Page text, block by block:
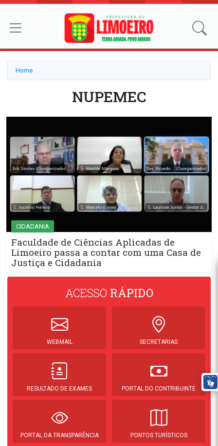
Home
NUPEMEC
CIDADANIA
Faculdade de Ciências Aplicadas de
Limoeiro passa a contar com uma Casa de
Justiça e Cidadania
ACESSO RÁPIDO
WEBMAIL SECRETARIAS
RESULTADO DE EXAMES PORTAL DO CONTRIBUINTE
PORTAL DA TRANSPARÊNCIA PONTOS TURÍSTICOS